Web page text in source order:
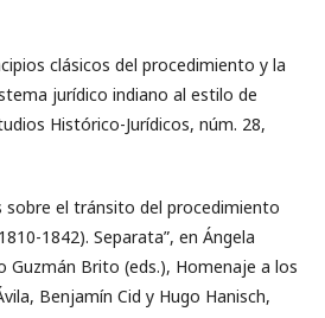
clásicos del procedimiento y la
jurídico indiano al estilo de
Histórico-Jurídicos, núm. 28,
sobre el tránsito del procedimiento
1842). Separata”, en Ángela
Guzmán Brito (eds.), Homenaje a los
Benjamín Cid y Hugo Hanisch,